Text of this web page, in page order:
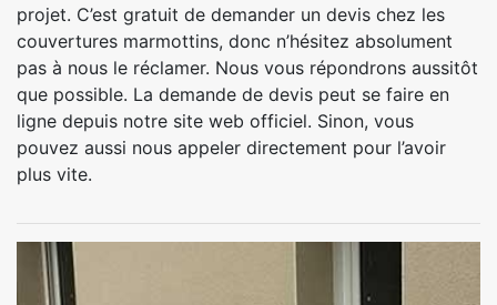
projet. C’est gratuit de demander un devis chez les
couvertures marmottins, donc n’hésitez absolument
pas à nous le réclamer. Nous vous répondrons aussitôt
que possible. La demande de devis peut se faire en
ligne depuis notre site web officiel. Sinon, vous
pouvez aussi nous appeler directement pour l’avoir
plus vite.